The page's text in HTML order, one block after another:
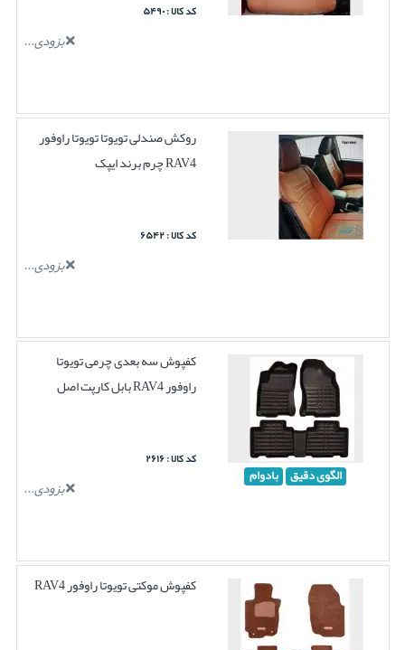
کد کالا : ۵۴۹۰
بزودی...
روکش صندلی تویوتا تویوتا راوفور
RAV4 چرم برند ایپک
کد کالا : ۶۵۴۲
بزودی...
الگوی دقیق بادوام
کفپوش سه بعدی چرمی تویوتا
راوفور RAV4 بابل کارپت اصل
کد کالا : ۲۶۱۶
بزودی...
کفپوش موکتی تویوتا راوفور RAV4